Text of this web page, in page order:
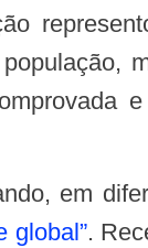
global”.